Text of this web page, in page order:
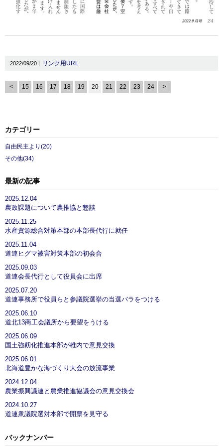
2022/09/20 | リンク用URL
< 15 16 17 18 19 20 21 22 23 24 >
カテゴリー
自由民主より(20)
その他(34)
最新の記事
2025.12.04
農政課題について農推協と懇談
2025.11.25
水産資源総合対策本部の本部長代行に就任
2025.11.04
道連ヒグマ被害対策本部の初会合
2025.09.03
道連会長代行として役員会に出席
2025.07.20
道連事務所で役員らと参議院選挙の当選バラをつける
2025.06.10
道北13商工会議所から要望をうける
2025.06.09
国土強靱化推進本部が稚内で意見交換
2025.06.01
北海道豊かな海づくり大会の放流事業
2024.12.04
農業振興議連と農業推進協議会の意見交換会
2024.10.27
道連衆議院選対本部で開票を見守る
バックナンバー